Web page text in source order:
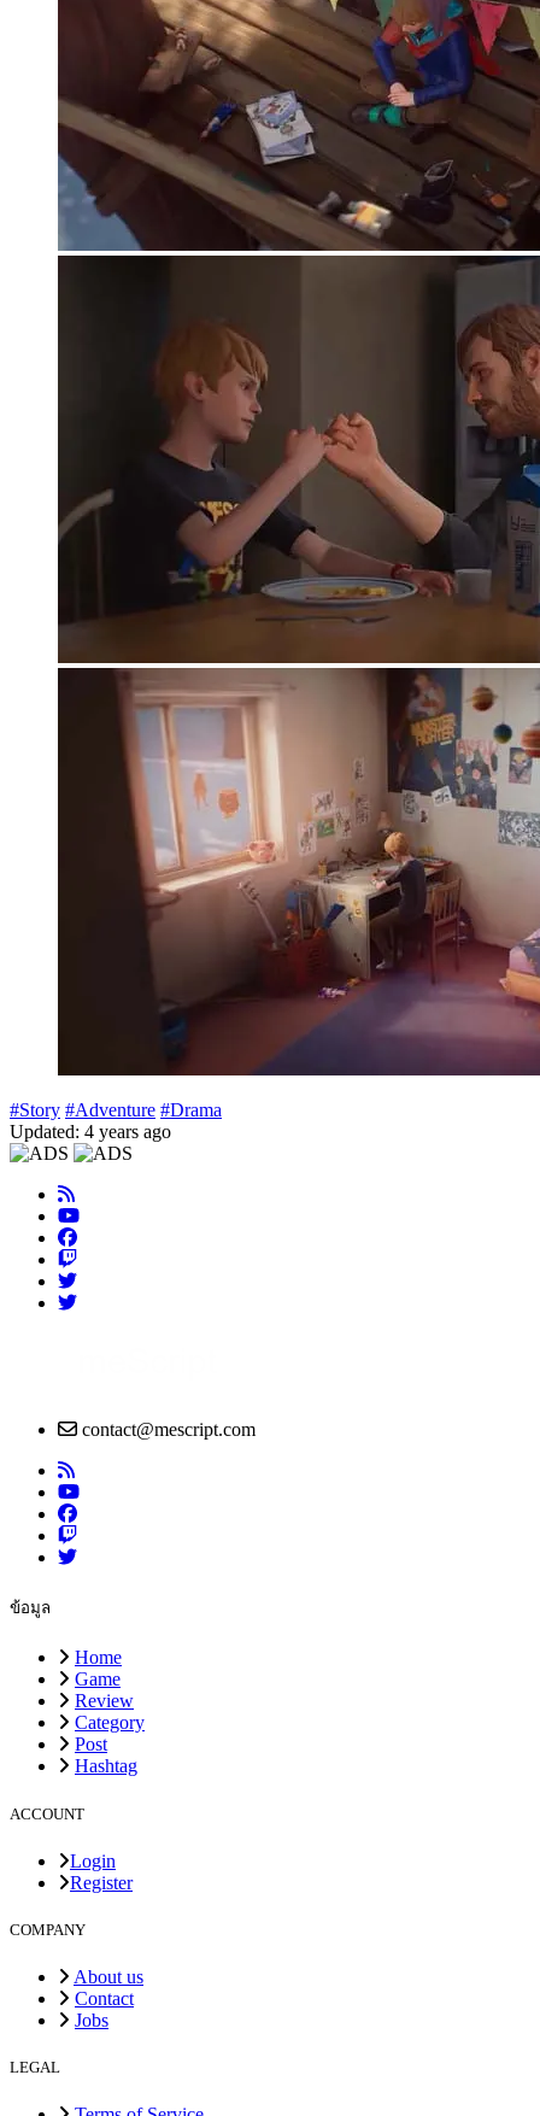
#Story #Adventure #Drama
Updated: 4 years ago
contact@mescript.com
ข้อมูล
Home
Game
Review
Category
Post
Hashtag
ACCOUNT
Login
Register
COMPANY
About us
Contact
Jobs
LEGAL